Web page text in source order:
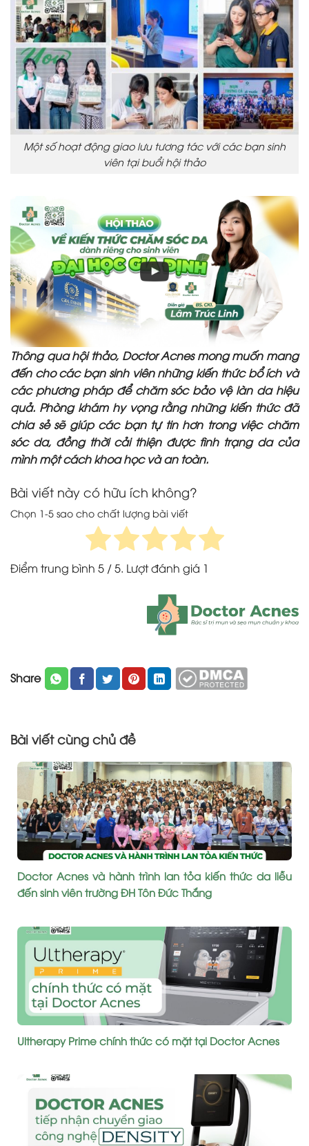
Một số hoạt động giao lưu tương tác với các bạn sinh
viên tại buổi hội thảo
Thông qua hội thảo, Doctor Acnes mong muốn mang
đến cho các bạn sinh viên những kiến thức bổ ích và
các phương pháp để chăm sóc bảo vệ làn da hiệu
quả. Phòng khám hy vọng rằng những kiến thức đã
chia sẻ sẽ giúp các bạn tự tin hơn trong việc chăm
sóc da, đồng thời cải thiện được tình trạng da của
mình một cách khoa học và an toàn.
Bài viết này có hữu ích không?
Chọn 1-5 sao cho chất lượng bài viết
Điểm trung bình 5 / 5. Lượt đánh giá 1
Share
Bài viết cùng chủ đề
Doctor Acnes và hành trình lan tỏa kiến thức da liễu
đến sinh viên trường ĐH Tôn Đức Thắng
Ultherapy Prime chính thức có mặt tại Doctor Acnes